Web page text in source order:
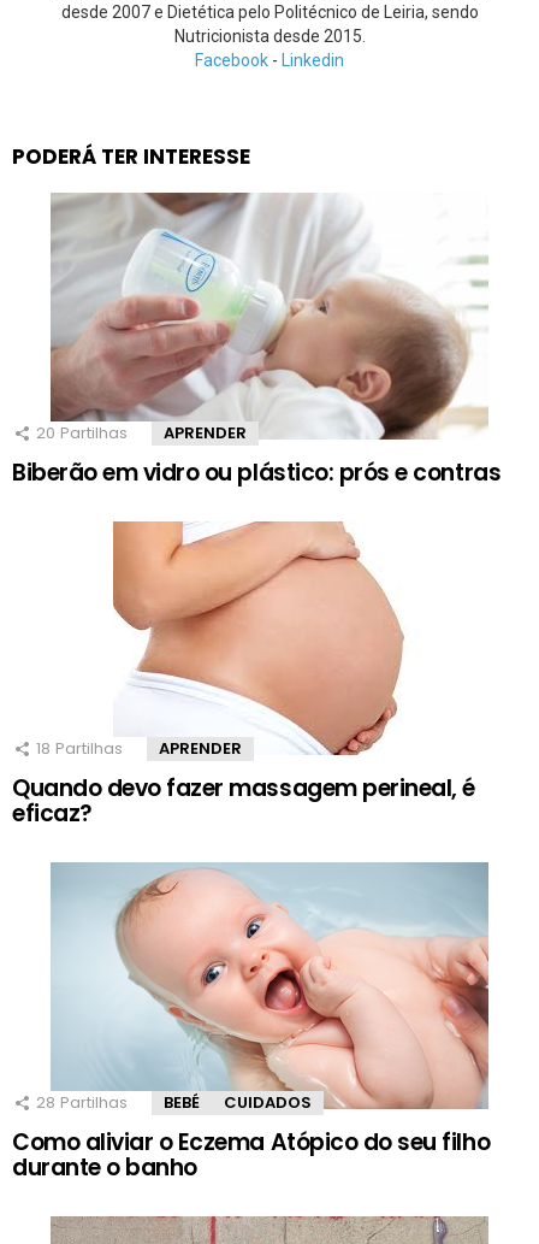
desde 2007 e Dietética pelo Politécnico de Leiria, sendo
Nutricionista desde 2015.
Facebook - Linkedin
PODERÁ TER INTERESSE
20 Partilhas APRENDER
Biberão em vidro ou plástico: prós e contras
18 Partilhas APRENDER
Quando devo fazer massagem perineal, é
eficaz?
28 Partilhas BEBÉ CUIDADOS
Como aliviar o Eczema Atópico do seu filho
durante o banho